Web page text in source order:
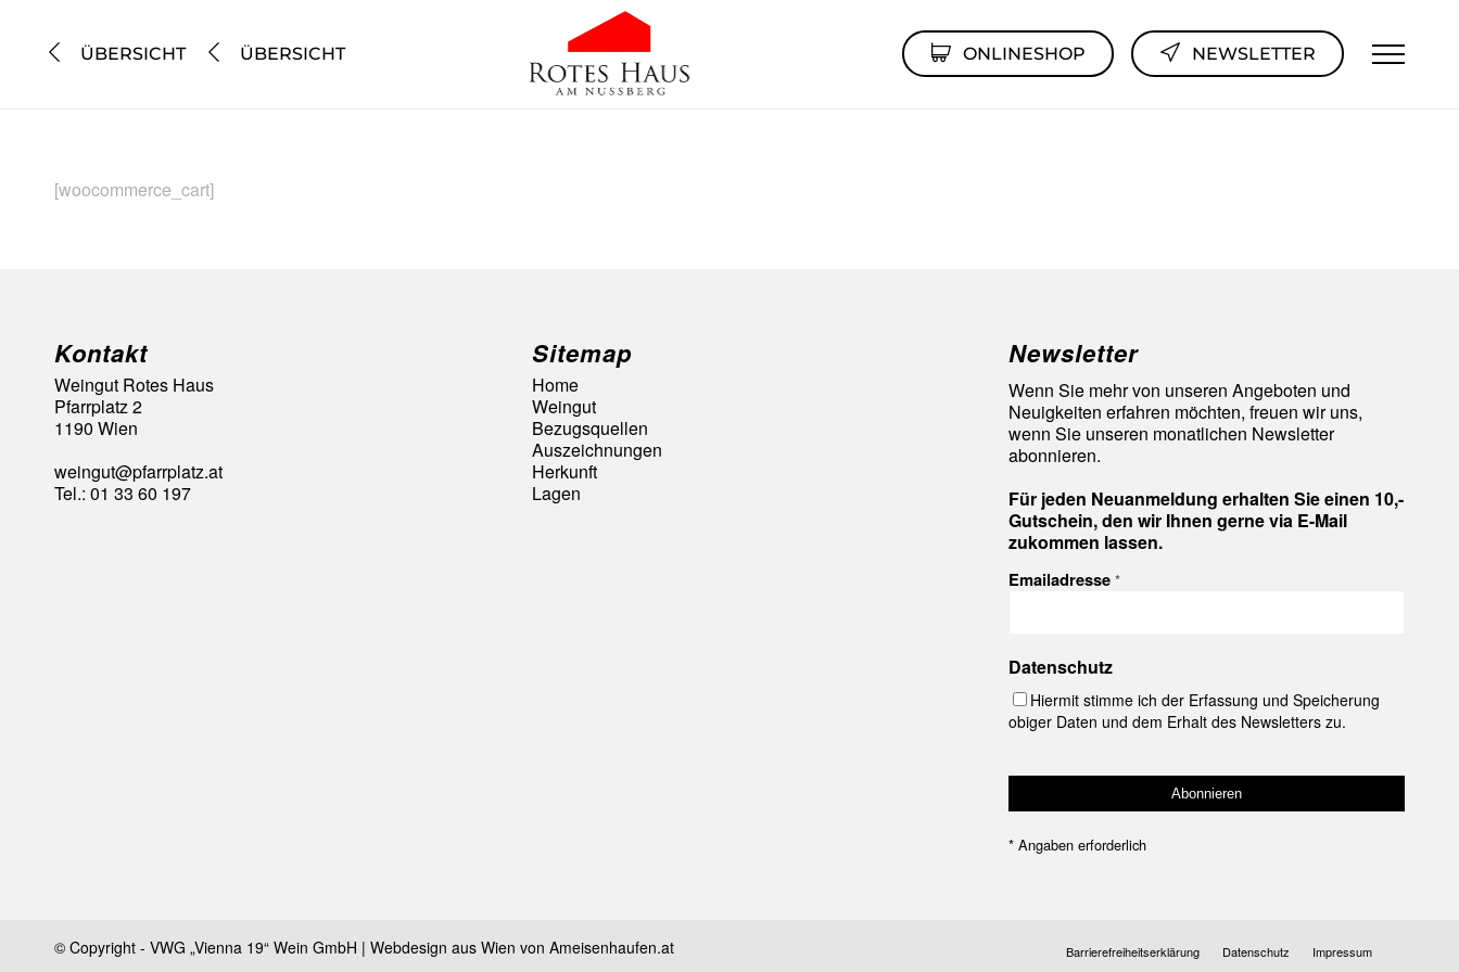
ÜBERSICHT ÜBERSICHT ONLINESHOP NEWSLETTER
[woocommerce_cart]
Kontakt
Weingut Rotes Haus
Pfarrplatz 2
1190 Wien
weingut@pfarrplatz.at
Tel.: 01 33 60 197
Sitemap
Home
Weingut
Bezugsquellen
Auszeichnungen
Herkunft
Lagen
Newsletter
Wenn Sie mehr von unseren Angeboten und
Neuigkeiten erfahren möchten, freuen wir uns,
wenn Sie unseren monatlichen Newsletter
abonnieren.
Für jeden Neuanmeldung erhalten Sie einen 10,-
Gutschein, den wir Ihnen gerne via E-Mail
zukommen lassen.
Emailadresse*
Datenschutz
Hiermit stimme ich der Erfassung und Speicherung
obiger Daten und dem Erhalt des Newsletters zu.
* Angaben erforderlich
© Copyright - VWG „Vienna 19“ Wein GmbH | Webdesign aus Wien von Ameisenhaufen.at Barrierefreiheitserklärung Datenschutz Impressum